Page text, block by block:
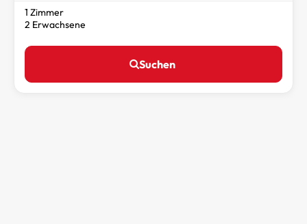
1 Zimmer
2 Erwachsene
Suchen